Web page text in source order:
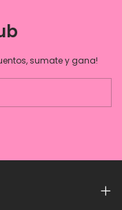
sumate y gana!